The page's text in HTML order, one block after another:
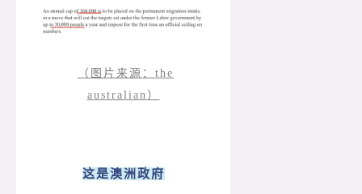
（图片来源：the
australian）
这是澳洲政府